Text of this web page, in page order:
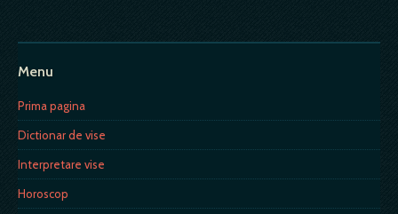
Menu
Prima pagina
Dictionar de vise
Interpretare vise
Horoscop